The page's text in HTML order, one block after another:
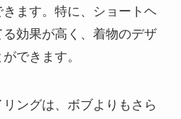
ます。特に、ショートヘ
効果が高く、着物のデザ
できます。
ングは、ボブよりもさら